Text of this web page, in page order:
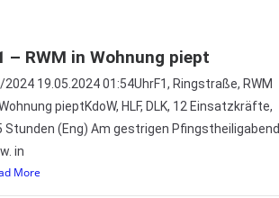
– RWM in Wohnung piept
2024 19.05.2024 01:54UhrF1, Ringstraße, RWM
pieptKdoW, HLF, DLK, 12 Einsatzkräfte,
Stunden (Eng) Am gestrigen Pfingstheiligabend
in
More